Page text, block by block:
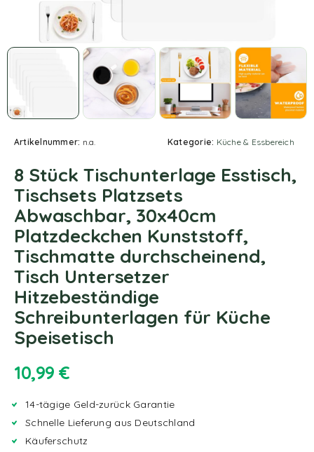
Artikelnummer: n.a. Kategorie: Küche & Essbereich
8 Stück Tischunterlage Esstisch,
Tischsets Platzsets
Abwaschbar, 30x40cm
Platzdeckchen Kunststoff,
Tischmatte durchscheinend,
Tisch Untersetzer
Hitzebeständige
Schreibunterlagen für Küche
Speisetisch
10,99 €
14-tägige Geld-zurück Garantie
Schnelle Lieferung aus Deutschland
Käuferschutz